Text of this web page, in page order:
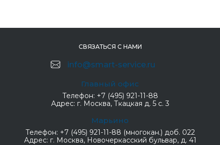
СВЯЗАТЬСЯ С НАМИ
info@smart-service.ru
Главный офис
Телефон: +7 (495) 921-11-88
Адрес: г. Москва, Ткацкая д. 5 с. 3
Марьино
Телефон: +7 (495) 921-11-88 (многокан.) доб. 022
Адрес: г. Москва, Новочеркасский бульвар, д. 41